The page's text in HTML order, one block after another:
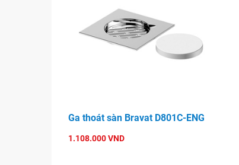
Ga thoát sàn Bravat D801C-ENG
1.108.000 VND